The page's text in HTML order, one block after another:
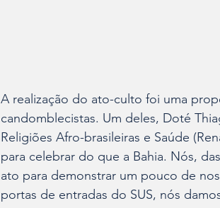
A realização do ato-culto foi uma
candomblecistas. Um deles, Doté
Religiões Afro-brasileiras e Saúde
para celebrar do que a Bahia. Nós,
ato para demonstrar um pouco de
portas de entradas do SUS, nós